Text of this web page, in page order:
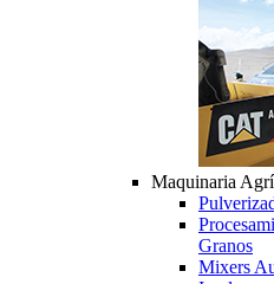
Maquinaria
Granos
Mixers